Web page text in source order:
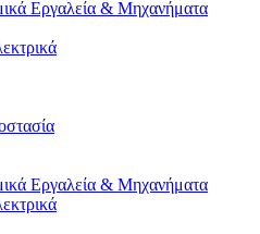
Εργαλεία & Μηχανήματα
Εργαλεία & Μηχανήματα